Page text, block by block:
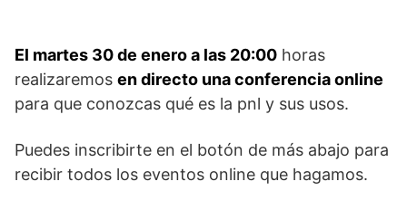
El martes 30 de enero a las 20:00 horas
realizaremos en directo una conferencia online
para que conozcas qué es la pnl y sus usos.
Puedes inscribirte en el botón de más abajo para
recibir todos los eventos online que hagamos.